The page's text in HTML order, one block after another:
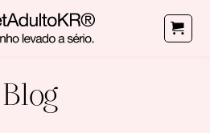
Blog